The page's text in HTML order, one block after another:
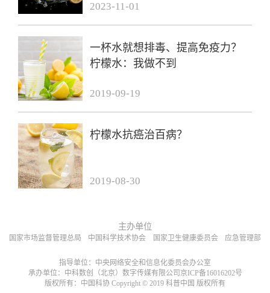
2023-11-01
一杯水就想排毒、提高免疫力？
柠檬水：我做不到
2019-09-19
柠檬水抗癌治百病？
2019-08-30
主办单位
国家市场监督管理总局 中国科学技术协会 国家卫生健康委员会 应急管理部
指导单位：中央网络安全和信息化委员会办公室
承办单位：中科数创（北京）数字传媒有限公司京ICP备16016202号
版权所有：中国科协 Copyright © 2019 科普中国 版权所有